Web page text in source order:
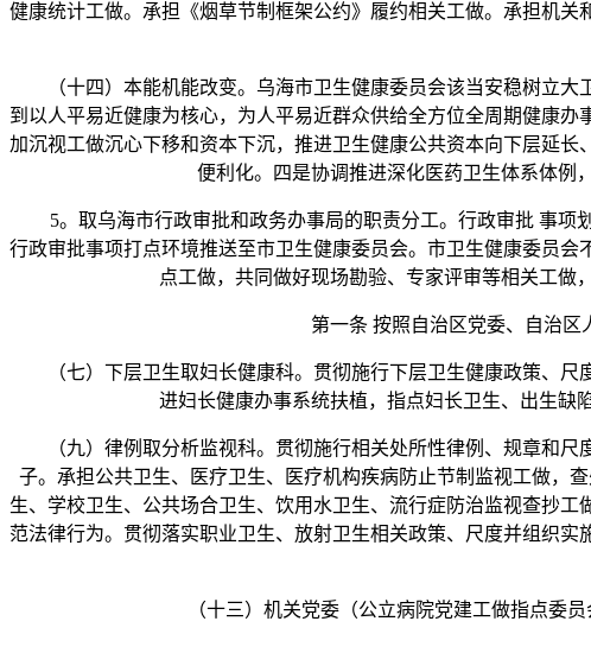
健康统计工做。承担《烟草节制框架公约》履约相关工做。承担机
（十四）本能机能改变。乌海市卫生健康委员会该当安稳树立大
到以人平易近健康为核心，为人平易近群众供给全方位全周期健康
加沉视工做沉心下移和资本下沉，推进卫生健康公共资本向下层延
便利化。四是协调推进深化医药卫生体系体例
5。取乌海市行政审批和政务办事局的职责分工。行政审批 事项
行政审批事项打点环境推送至市卫生健康委员会。市卫生健康委员
点工做，共同做好现场勘验、专家评审等相关工做
第一条 按照自治区党委、自治区人
（七）下层卫生取妇长健康科。贯彻施行下层卫生健康政策、尺
进妇长健康办事系统扶植，指点妇长卫生、出生缺
（九）律例取分析监视科。贯彻施行相关处所性律例、规章和尺
子。承担公共卫生、医疗卫生、医疗机构疾病防止节制监视工做，
生、学校卫生、公共场合卫生、饮用水卫生、流行症防治监视查抄
范法律行为。贯彻落实职业卫生、放射卫生相关政策、尺度并组织
（十三）机关党委（公立病院党建工做指点委员